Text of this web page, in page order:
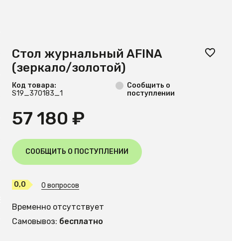
Стол журнальный AFINA
(зеркало/золотой)
Код товара:
S19_370183_1
Сообщить о
поступлении
57 180 ₽
СООБЩИТЬ О ПОСТУПЛЕНИИ
0,0 0 вопросов
Временно отсутствует
Самовывоз: бесплатно